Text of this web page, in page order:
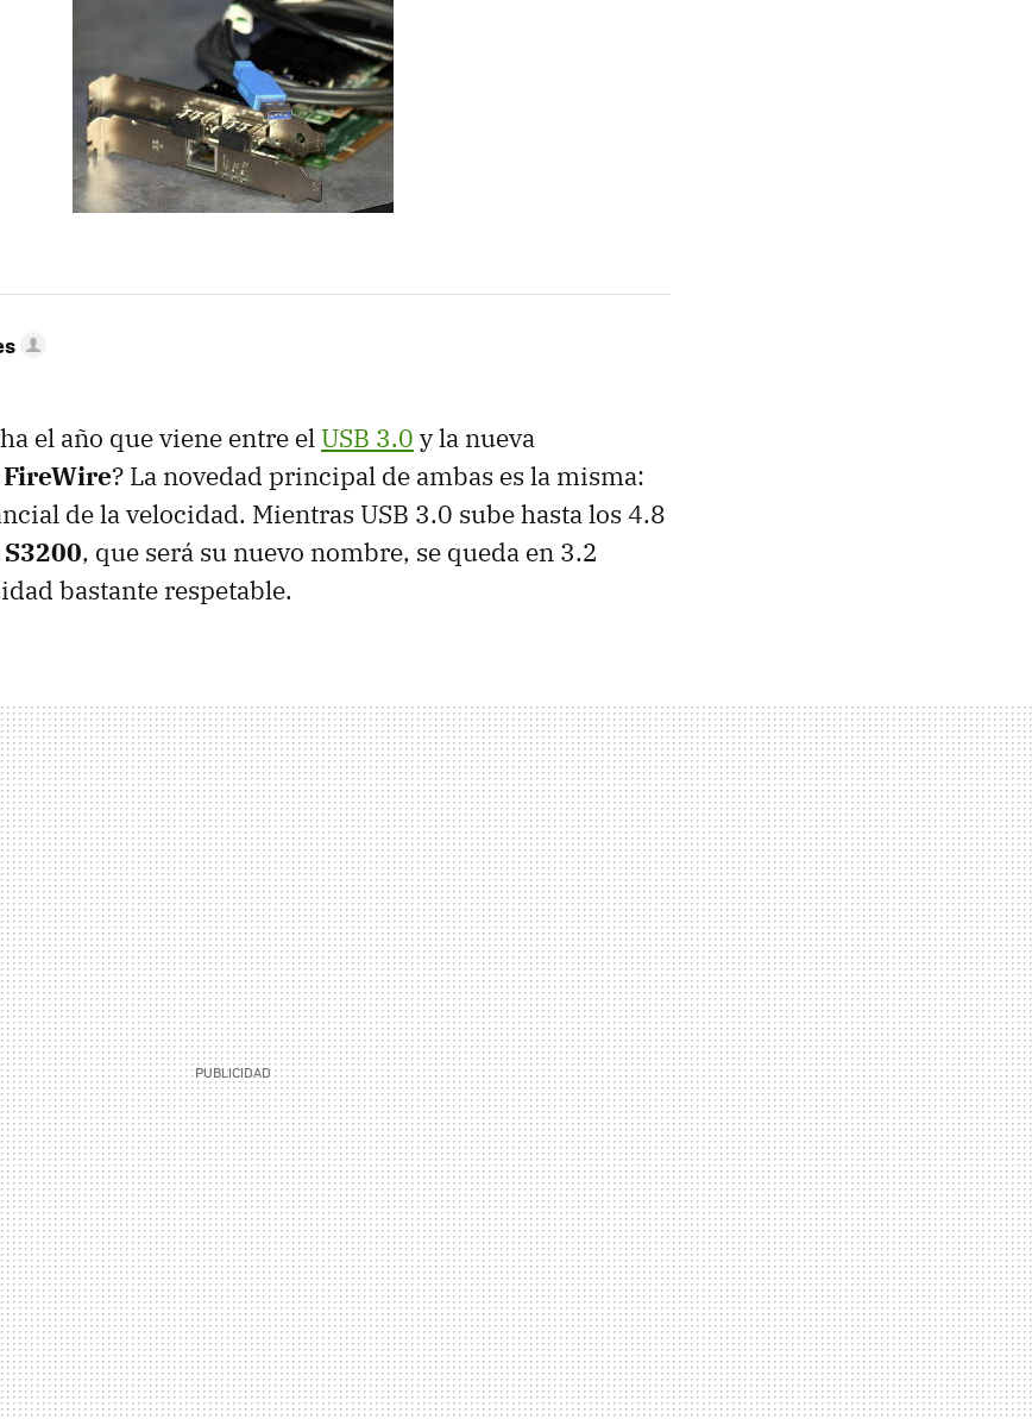
el año que viene entre el USB 3.0 y la nueva
FireWire? La novedad principal de ambas es la misma:
de la velocidad. Mientras USB 3.0 sube hasta los 4.8
, que será su nuevo nombre, se queda en 3.2
bastante respetable.